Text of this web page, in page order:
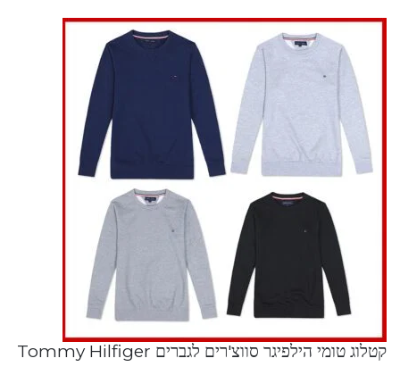
קטלוג טומי הילפיגר סווצ'רים לגברים Tommy Hilfiger